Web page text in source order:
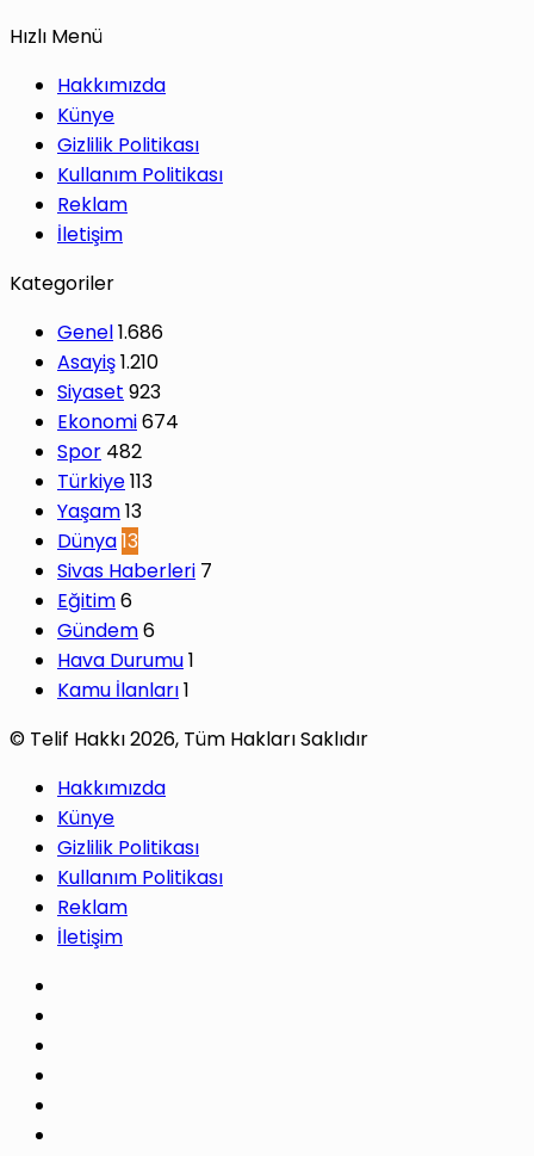
Hızlı Menü
Hakkımızda
Künye
Gizlilik Politikası
Kullanım Politikası
Reklam
İletişim
Kategoriler
Genel1.686
Asayiş1.210
Siyaset 923
Ekonomi674
Spor 482
Türkiye113
Yaşam13
Dünya13
Sivas Haberleri 7
Eğitim6
Gündem6
Hava Durumu1
Kamu İlanları1
© Telif Hakkı 2026, Tüm Hakları Saklıdır
Hakkımızda
Künye
Gizlilik Politikası
Kullanım Politikası
Reklam
İletişim